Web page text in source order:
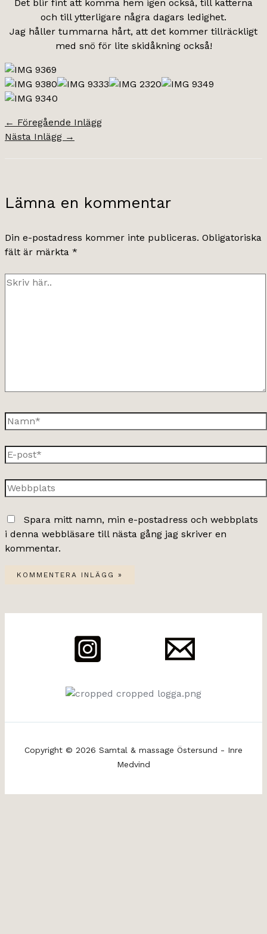
Det blir fint att komma hem igen också, till katterna
och till ytterligare några dagars ledighet.
Jag håller tummarna hårt, att det kommer tillräckligt
med snö för lite skidåkning också!
← Föregående Inlägg
Nästa Inlägg →
Lämna en kommentar
Din e-postadress kommer inte publiceras. Obligatoriska
fält är märkta *
Skriv
Namn*
E-
post*
Webbplats
Spara mitt namn, min e-postadress och webbplats
i denna webbläsare till nästa gång jag skriver en
kommentar.
Copyright © 2026 Samtal & massage Östersund - Inre
Medvind